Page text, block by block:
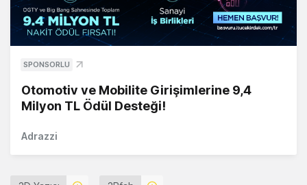
SPONSORLU
Otomotiv ve Mobilite Girişimlerine 9,4
Milyon TL Ödül Desteği!
Adrazzi